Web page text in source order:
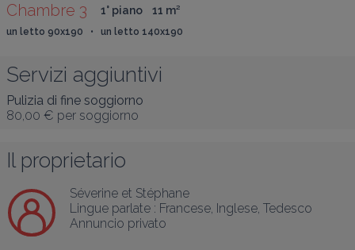
Chambre 3 1° piano 11 m²
un letto 90x190   •   un letto 140x190
Servizi aggiuntivi
Pulizia di fine soggiorno
80,00 € per soggiorno
Il proprietario
Séverine et Stéphane
Lingue parlate : Francese, Inglese, Tedesco
Annuncio privato